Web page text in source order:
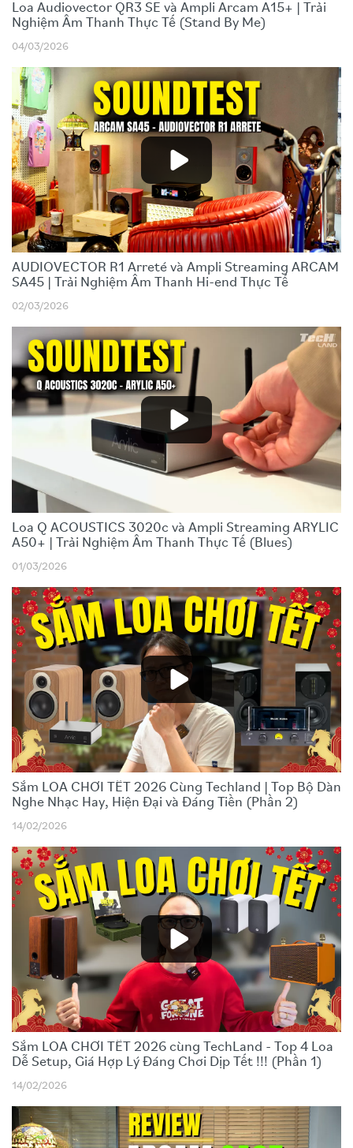
Loa Audiovector QR3 SE và Ampli Arcam A15+ | Trải
Nghiệm Âm Thanh Thực Tế (Stand By Me)
04/03/2026
AUDIOVECTOR R1 Arreté và Ampli Streaming ARCAM
SA45 | Trải Nghiệm Âm Thanh Hi-end Thực Tế
02/03/2026
Loa Q ACOUSTICS 3020c và Ampli Streaming ARYLIC
A50+ | Trải Nghiệm Âm Thanh Thực Tế (Blues)
01/03/2026
Sắm LOA CHƠI TẾT 2026 Cùng Techland | Top Bộ Dàn
Nghe Nhạc Hay, Hiện Đại và Đáng Tiền (Phần 2)
14/02/2026
Sắm LOA CHƠI TẾT 2026 cùng TechLand - Top 4 Loa
Dễ Setup, Giá Hợp Lý Đáng Chơi Dịp Tết !!! (Phần 1)
14/02/2026